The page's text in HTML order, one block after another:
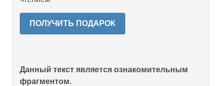
ПОЛУЧИТЬ ПОДАРОК
Данный текст является ознакомительным
фрагментом.